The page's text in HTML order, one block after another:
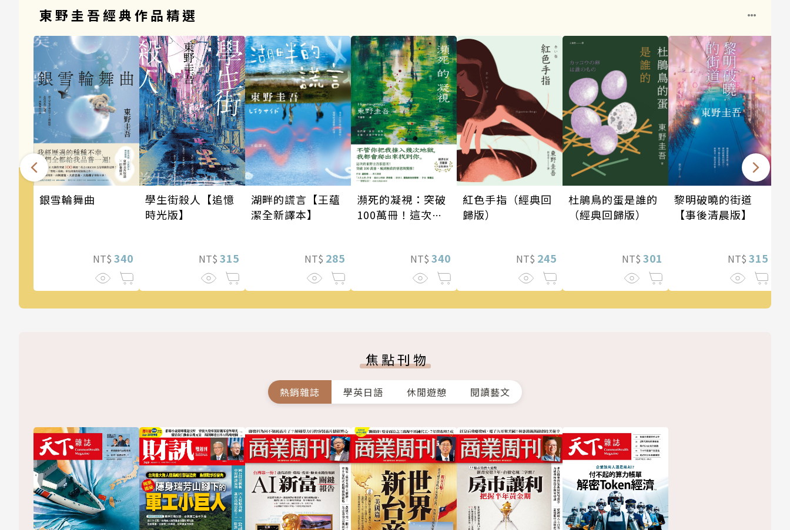
東野圭吾經典作品精選
銀雪輪舞曲
NT$ 340
學生街殺人【追憶
時光版】
NT$ 315
湖畔的謊言【王蘊
潔全新譯本】
NT$ 285
瀕死的凝視：突破
100萬冊！這次的
NT$ 340
紅色手指（經典回
歸版）
NT$ 245
杜鵑鳥的蛋是誰的
（經典回歸版）
NT$ 301
黎明破曉的街道
【事後清晨版】
NT$ 315
焦點刊物
熱銷雜誌 學英日語 休閒遊憩 閱讀藝文